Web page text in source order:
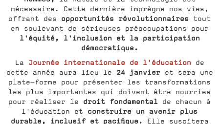
nécessaire. Cette dernière imprègne nos vies,
offrant des opportunités révolutionnaires
tout
en soulevant de sérieuses préoccupations pour
l'équité, l'inclusion et la participation
démocratique.
La Journée internationale de l'éducation
de
cette année aura lieu le 24 janvier
et sera une
plate-forme pour présenter les transformations
les plus importantes qui doivent être nourries
pour réaliser le droit fondamental de chacun à
l'éducation et construire un avenir plus
durable, inclusif et pacifique. Elle suscitera